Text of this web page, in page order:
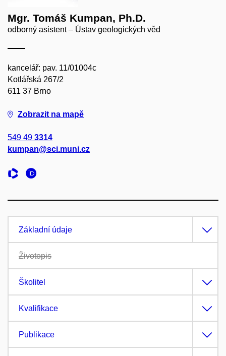
Mgr. Tomáš Kumpan, Ph.D.
odborný asistent – Ústav geologických věd
kancelář: pav. 11/01004c
Kotlářská 267/2
611 37 Brno
Zobrazit na mapě
549 49 3314
kumpan@sci.muni.cz
Základní údaje
Životopis
Školitel
Kvalifikace
Publikace